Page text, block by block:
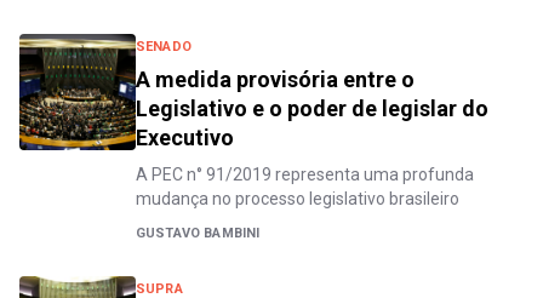
SENADO
A medida provisória entre o
Legislativo e o poder de legislar do
Executivo
A PEC n° 91/2019 representa uma profunda
mudança no processo legislativo brasileiro
GUSTAVO BAMBINI
SUPRA